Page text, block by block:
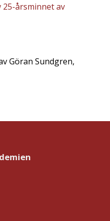
25-årsminnet av
Göran Sundgren,